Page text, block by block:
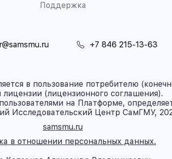
Поддержка
+7 846 215-13-63
в пользование потребителю
лицензии (лицензионного соглашения).
на Платформе,
Исследовательский Центр СамГМУ,
samsmu.ru
в отношении персональных данных.